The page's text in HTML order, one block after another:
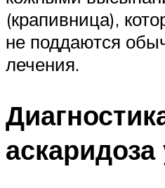
(крапивница),
не поддаются
лечения.
аскаридоза